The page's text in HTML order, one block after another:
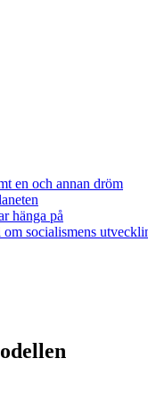
en och annan dröm
hänga på
om socialismens